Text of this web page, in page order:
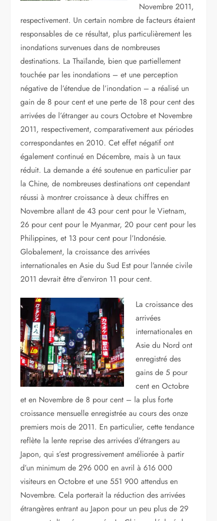
Novembre 2011,
respectivement. Un certain nombre de facteurs étaient
responsables de ce résultat, plus particulièrement les
inondations survenues dans de nombreuses
destinations. La Thaïlande, bien que partiellement
touchée par les inondations – et une perception
négative de l’étendue de l’inondation – a réalisé un
gain de 8 pour cent et une perte de 18 pour cent des
arrivées de l’étranger au cours Octobre et Novembre
2011, respectivement, comparativement aux périodes
correspondantes en 2010. Cet effet négatif ont
également continué en Décembre, mais à un taux
réduit. La demande a été soutenue en particulier par
la Chine, de nombreuses destinations ont cependant
réussi à montrer croissance à deux chiffres en
Novembre allant de 43 pour cent pour le Vietnam,
26 pour cent pour le Myanmar, 20 pour cent pour les
Philippines, et 13 pour cent pour l’Indonésie.
Globalement, la croissance des arrivées
internationales en Asie du Sud Est pour l’année civile
2011 devrait être d’environ 11 pour cent.
La croissance des
arrivées
internationales en
Asie du Nord ont
enregistré des
gains de 5 pour
cent en Octobre
et en Novembre de 8 pour cent – la plus forte
croissance mensuelle enregistrée au cours des onze
premiers mois de 2011. En particulier, cette tendance
reflète la lente reprise des arrivées d’étrangers au
Japon, qui s’est progressivement améliorée à partir
d’un minimum de 296 000 en avril à 616 000
visiteurs en Octobre et une 551 900 attendus en
Novembre. Cela porterait la réduction des arrivées
étrangères entrant au Japon pour un peu plus de 29